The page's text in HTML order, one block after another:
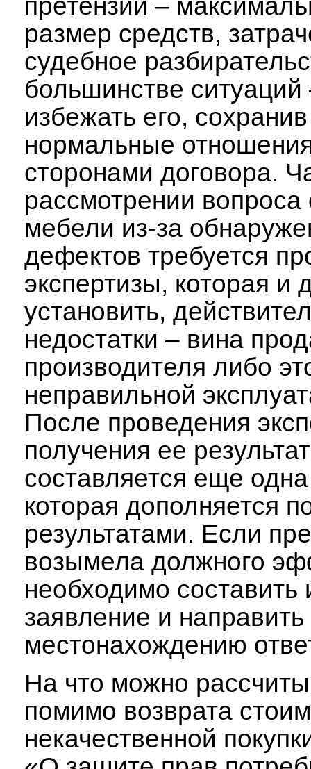
претензии –
размер средств,
судебное
большинстве ситуаций
избежать его,
нормальные
сторонами договора.
рассмотрении вопроса
мебели из-за
дефектов требуется
экспертизы, которая и
установить,
недостатки – вина
производителя либо
неправильной
После проведения
получения ее
составляется еще
которая дополняется
результатами. Если
возымела должного
необходимо составить
заявление и направить
местонахождению
На что можно
помимо возврата
некачественной